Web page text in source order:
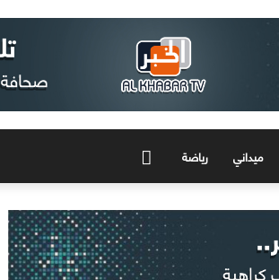
ميداني رياضة